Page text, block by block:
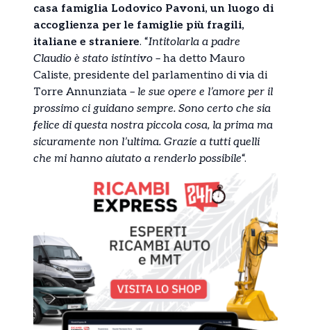
casa famiglia Lodovico Pavoni, un luogo di
accoglienza per le famiglie più fragili,
italiane e straniere. “Intitolarla a padre
Claudio è stato istintivo – ha detto Mauro
Caliste, presidente del parlamentino di via di
Torre Annunziata – le sue opere e l’amore per il
prossimo ci guidano sempre. Sono certo che sia
felice di questa nostra piccola cosa, la prima ma
sicuramente non l’ultima. Grazie a tutti quelli
che mi hanno aiutato a renderlo possibile“.